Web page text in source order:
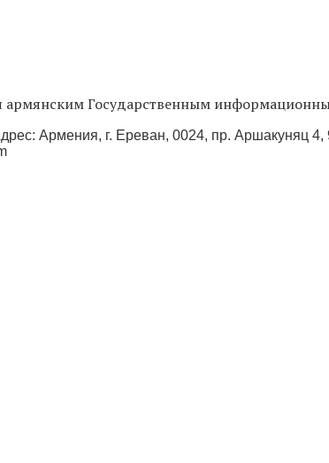
армянским Государственным
Армения, г. Ереван, 0024, пр. Аршакуняц